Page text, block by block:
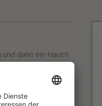
dann ein Hauch